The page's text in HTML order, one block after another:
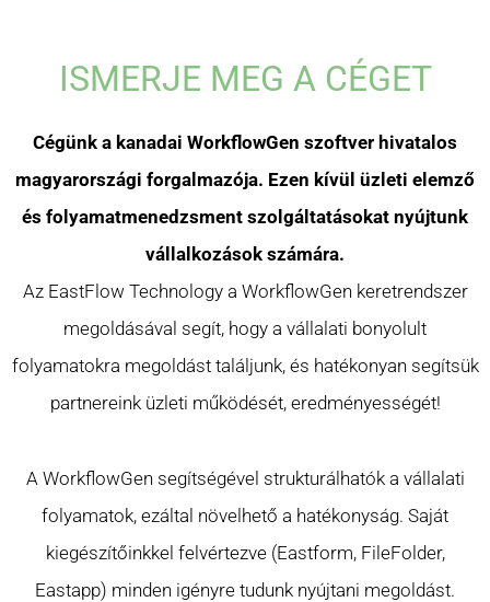
ISMERJE MEG A CÉGET
Cégünk a kanadai WorkflowGen szoftver hivatalos
magyarországi forgalmazója. Ezen kívül üzleti elemző
és folyamatmenedzsment szolgáltatásokat nyújtunk
vállalkozások számára.
Az EastFlow Technology a WorkflowGen keretrendszer
megoldásával segít, hogy a vállalati bonyolult
folyamatokra megoldást találjunk, és hatékonyan segítsük
partnereink üzleti működését, eredményességét!
A WorkflowGen segítségével strukturálhatók a vállalati
folyamatok, ezáltal növelhető a hatékonyság. Saját
kiegészítőinkkel felvértezve (Eastform, FileFolder,
Eastapp) minden igényre tudunk nyújtani megoldást.